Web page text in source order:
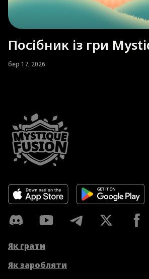
Посібник із гри
бер 17, 2026
Як грати
Як заробляти